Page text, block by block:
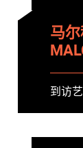
马
到访